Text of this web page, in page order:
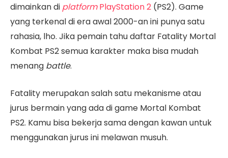
dimainkan di platformPlayStation 2 (PS2). Game
yang terkenal di era awal 2000-an ini punya satu
rahasia, lho. Jika pemain tahu daftar Fatality Mortal
Kombat PS2 semua karakter maka bisa mudah
menang battle.
Fatality merupakan salah satu mekanisme atau
jurus bermain yang ada di game Mortal Kombat
PS2. Kamu bisa bekerja sama dengan kawan untuk
menggunakan jurus ini melawan musuh.